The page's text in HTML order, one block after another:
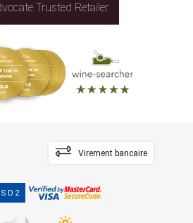
Trusted Retailer
Virement bancaire